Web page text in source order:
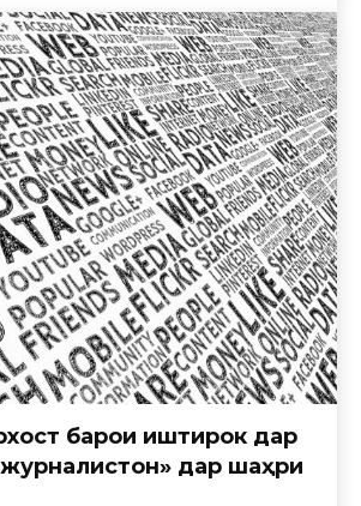
барои иштирок дар
дар шаҳри